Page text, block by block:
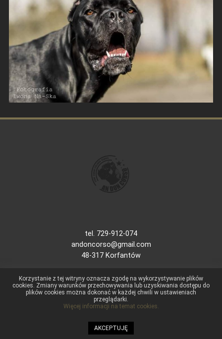
tel. 729-912-074
andoncorso@gmail.com
48-317 Korfantów
POLITYKA PRYWATNOŚCI
Developed by Studio i
Korzystanie z tej witryny oznacza zgodę na wykorzystywanie plików
cookies. Zmiany warunków przechowywania lub uzyskiwania dostępu do
plików cookies można dokonać w każdej chwili w ustawieniach
przeglądarki.
Więcej informacji na temat cookies.
AKCEPTUJĘ